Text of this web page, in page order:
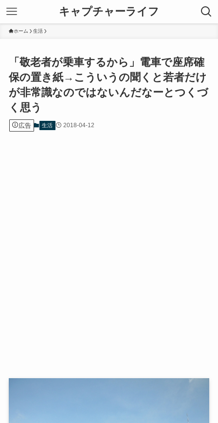
キャプチャーライフ
ホーム 生活
「敬老者が乗車するから」電車で座席確
保の置き紙→こういうの聞くと若者だけ
が非常識なのではないんだなーとつくづ
く思う
広告 生活 2018-04-12